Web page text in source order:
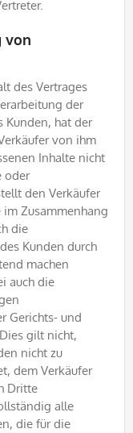
von
des Vertrages
der
Kunden, hat der
von ihm
Inhalte nicht
oder
den Verkäufer
Zusammenhang
die
Kunden durch
machen
auch die
Gerichts- und
gilt nicht,
nicht zu
dem Verkäufer
Dritte
alle
die für die